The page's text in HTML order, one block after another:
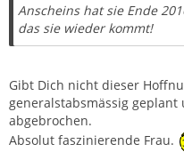
Anscheins hat sie Ende
das sie wieder kommt!
Gibt Dich nicht dieser
generalstabsmässig
abgebrochen.
Absolut faszinierende Frau.